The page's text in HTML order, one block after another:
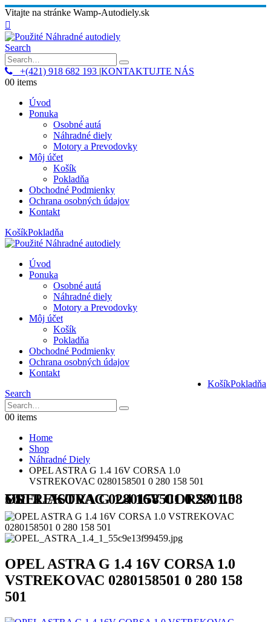
Vitajte na stránke Wamp-Autodiely.sk
Search
+(421) 918 682 193 |KONTAKTUJTE NÁS
00 items
Úvod
Ponuka
Osobné autá
Náhradné diely
Motory a Prevodovky
Môj účet
Košík
Pokladňa
Obchodné Podmienky
Ochrana osobných údajov
Kontakt
KošíkPokladňa
Úvod
Ponuka
Osobné autá
Náhradné diely
Motory a Prevodovky
Môj účet
Košík
Pokladňa
Obchodné Podmienky
Ochrana osobných údajov
Kontakt
KošíkPokladňa
Search
00 items
Home
Shop
Náhradné Diely
OPEL ASTRA G 1.4 16V CORSA 1.0
VSTREKOVAC 0280158501 0 280 158 501
OPEL ASTRA G 1.4 16V CORSA 1.0 VSTREKOVAC 0280158501 0 280 158 501
OPEL ASTRA G 1.4 16V CORSA 1.0
VSTREKOVAC 0280158501 0 280 158
501